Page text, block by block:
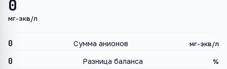
0
мг-экв/л
0 Сумма анионов мг-экв/л
0 Разница баланса %